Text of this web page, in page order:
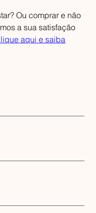
Ou comprar e não
a sua satisfação
aqui e saiba